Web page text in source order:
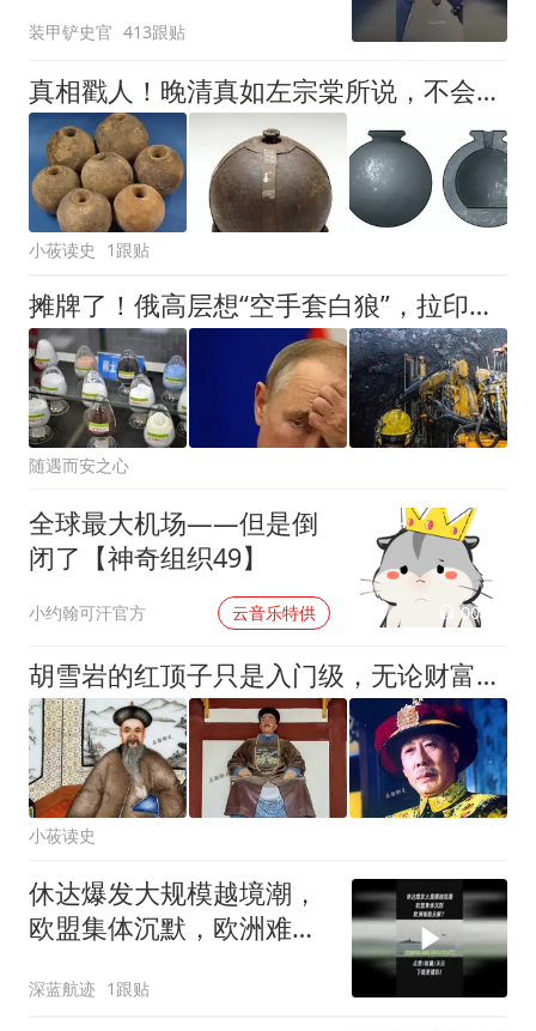
装甲铲史官 413跟贴
真相戳人！晚清真如左宗棠所说，不会造明朝早有的“开花炮弹”？
小莜读史 1跟贴
摊牌了！俄高层想“空手套白狼”，拉印度制衡中国？中方亮明底线
随遇而安之心
全球最大机场——但是倒
闭了【神奇组织49】
小约翰可汗官方 云音乐特供 00:02
胡雪岩的红顶子只是入门级，无论财富还是荣誉都远逊乾隆朝江春
小莜读史
休达爆发大规模越境潮，
欧盟集体沉默，欧洲难题
深蓝航迹 1跟贴